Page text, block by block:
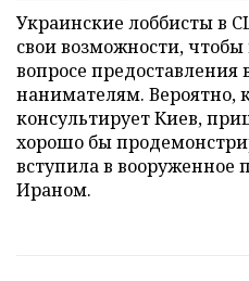
Украинские лоббисты в
свои возможности,
вопросе
нанимателям. Вероятно,
консультирует Киев,
хорошо бы
вступила в вооруженное
Ираном.